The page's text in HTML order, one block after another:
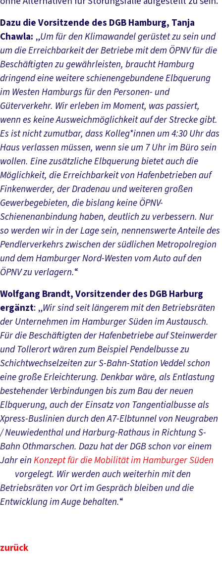
Dazu die Vorsitzende des DGB Hamburg, Tanja
Chawla: „Um für den Klimawandel gerüstet zu sein und
um die Erreichbarkeit der Betriebe mit dem ÖPNV für die
Beschäftigten zu gewährleisten, braucht Hamburg
dringend eine weitere schienengebundene Elbquerung
im Westen Hamburgs für den Personen- und
Güterverkehr. Wir erleben im Moment, was passiert,
wenn es keine Ausweichmöglichkeit auf der Strecke gibt.
Es ist nicht zumutbar, dass Kolleg*innen um 4:30 Uhr das
Haus verlassen müssen, wenn sie um 7 Uhr im Büro sein
wollen. Eine zusätzliche Elbquerung bietet auch die
Möglichkeit, die Erreichbarkeit von Hafenbetrieben auf
Finkenwerder, der Dradenau und weiteren großen
Gewerbegebieten, die bislang keine ÖPNV-
Schienenanbindung haben, deutlich zu verbessern. Nur
so werden wir in der Lage sein, nennenswerte Anteile des
Pendlerverkehrs zwischen der südlichen Metropolregion
und dem Hamburger Nord-Westen vom Auto auf den
ÖPNV zu verlagern.“
Wolfgang Brandt, Vorsitzender des DGB Harburg
ergänzt: „Wir sind seit längerem mit den Betriebsräten
der Unternehmen im Hamburger Süden im Austausch.
Für die Beschäftigten der Hafenbetriebe auf Steinwerder
und Tollerort wären zum Beispiel Pendelbusse zu
Schichtwechselzeiten zur S-Bahn-Station Veddel schon
eine große Erleichterung. Denkbar wäre, als Entlastung
bestehender Verbindungen bis zum Bau der neuen
Elbquerung, auch der Einsatz von Tangentialbusse als
Xpress-Buslinien durch den A7-Elbtunnel von Neugraben
/ Neuwiedenthal und Harburg-Rathaus in Richtung S-
Bahn Othmarschen. Dazu hat der DGB schon vor einem
Jahr einKonzept für die Mobilität im Hamburger Süden
vorgelegt. Wir werden auch weiterhin mit den
Betriebsräten vor Ort im Gespräch bleiben und die
Entwicklung im Auge behalten.“
zurück